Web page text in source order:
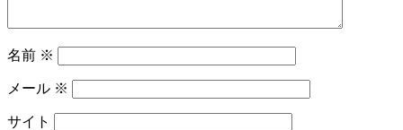
名前 ※
メール ※
サイト